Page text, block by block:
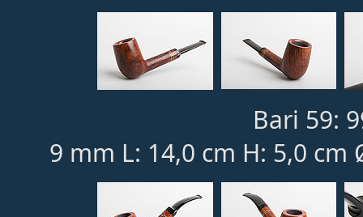
Bari 59:
9 mm L: 14,0 cm H: 5,0